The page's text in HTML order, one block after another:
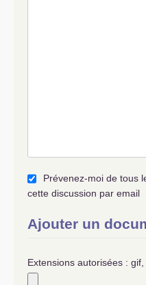
Prévenez-moi de tous
cette discussion par email
Ajouter un
Extensions autorisées :